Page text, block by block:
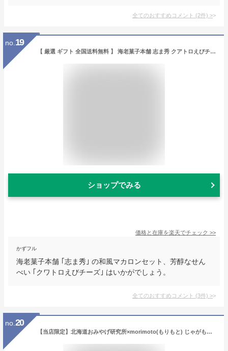
全てのおすすめコメント (2件) >
no. 19
【 厳選 ギフト 全国送料無料 】 海老菓子本舗 志ま秀 クアトロえびチーズ 和風 マカロン セット 芳醇 せんべい 濃厚 チーズクリーム お菓子 ギフト スイーツ お取り寄せグルメ ギフト こだわり ギフトセット 高級 定番 個包装 洋菓子 お返し お祝い 逸品 デパ地下 プレ
ショップでみる
価格と在庫を楽天でチェック >>
かずフル
海老菓子本舗 ｢志ま秀｣ の和風マカロンセット、芳醇なせん
べい ｢クワトロえびチーズ｣ はいかがでしょう。
全てのおすすめコメント (3件) >
no. 20
【当店限定】北海道おみやげ研究所×morimoto(もりもと) じゃがもろこし ホタテ醤油味 10個入 父の日 2026 ギフト プチギフト おみけん 北海道 人気 じゃがいも トウモロコシ 甘じょっぱい 軽い お菓子 個包装 ばらまき 退職 転勤 お礼 お返し